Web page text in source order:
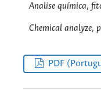
Analise química,
Chemical analyze,
PDF